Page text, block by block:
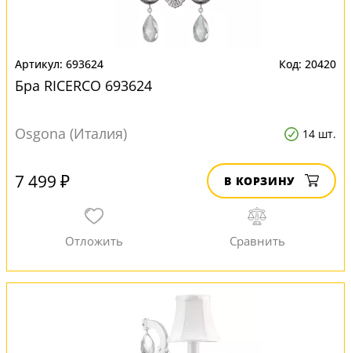
693624 20420
Бра RICERCO 693624
Osgona (Италия) 14 шт.
7 499 ₽ В КОРЗИНУ